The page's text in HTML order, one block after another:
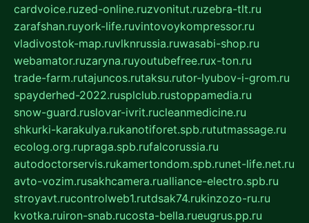
cardvoice.ruzed-online.ruzvonitut.ruzebra-tlt.ru
zarafshan.ruyork-life.ruvintovoykompressor.ru
vladivostok-map.ruvlknrussia.ruwasabi-shop.ru
webamator.ruzaryna.ruyoutubefree.rux-ton.ru
trade-farm.rutajuncos.rutaksu.rutor-lyubov-i-grom.ru
spayderhed-2022.rusplclub.rustoppamedia.ru
snow-guard.ruslovar-ivrit.rucleanmedicine.ru
shkurki-karakulya.rukanotiforet.spb.rututmassage.ru
ecolog.org.rupraga.spb.rufalcorussia.ru
autodoctorservis.rukamertondom.spb.runet-life.net.ru
avto-vozim.rusakhcamera.rualliance-electro.spb.ru
stroyavt.rucontrolweb1.rutdsak74.rukinzozo-ru.ru
kvotka.ruiron-snab.rucosta-bella.rueugrus.pp.ru